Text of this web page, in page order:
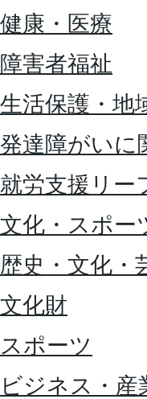
健康・医療
障害者福祉
生活保護・地
発達障がいに
就労支援リー
文化・スポー
歴史・文化・
文化財
スポーツ
ビジネス・産